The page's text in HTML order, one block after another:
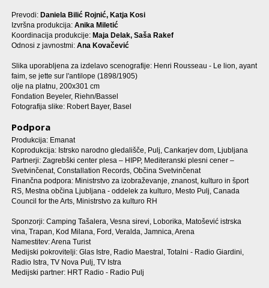
Prevodi: Daniela Bilić Rojnić, Katja Kosi
Izvršna produkcija: Anika Miletić
Koordinacija produkcije: Maja Delak, Saša Rakef
Odnosi z javnostmi: Ana Kovačević
Slika uporabljena za izdelavo scenografije: Henri Rousseau - Le lion, ayant
faim, se jette sur l'antilope (1898/1905)
olje na platnu, 200x301 cm
Fondation Beyeler, Riehn/Bassel
Fotografija slike: Robert Bayer, Basel
Podpora
Produkcija: Emanat
Koprodukcija: Istrsko narodno gledališče, Pulj, Cankarjev dom, Ljubljana
Partnerji: Zagrebški center plesa – HIPP, Mediteranski plesni cener –
Svetvinčenat, Constallation Records, Občina Svetvinčenat
Finančna podpora: Ministrstvo za izobraževanje, znanost, kulturo in šport
RS, Mestna občina Ljubljana - oddelek za kulturo, Mesto Pulj, Canada
Council for the Arts, Ministrstvo za kulturo RH
Sponzorji: Camping Tašalera, Vesna sirevi, Loborika, Matošević istrska
vina, Trapan, Kod Milana, Ford, Veralda, Jamnica, Arena
Namestitev: Arena Turist
Medijski pokrovitelji: Glas Istre, Radio Maestral, Totalni - Radio Giardini,
Radio Istra, TV Nova Pulj, TV Istra
Medijski partner: HRT Radio - Radio Pulj